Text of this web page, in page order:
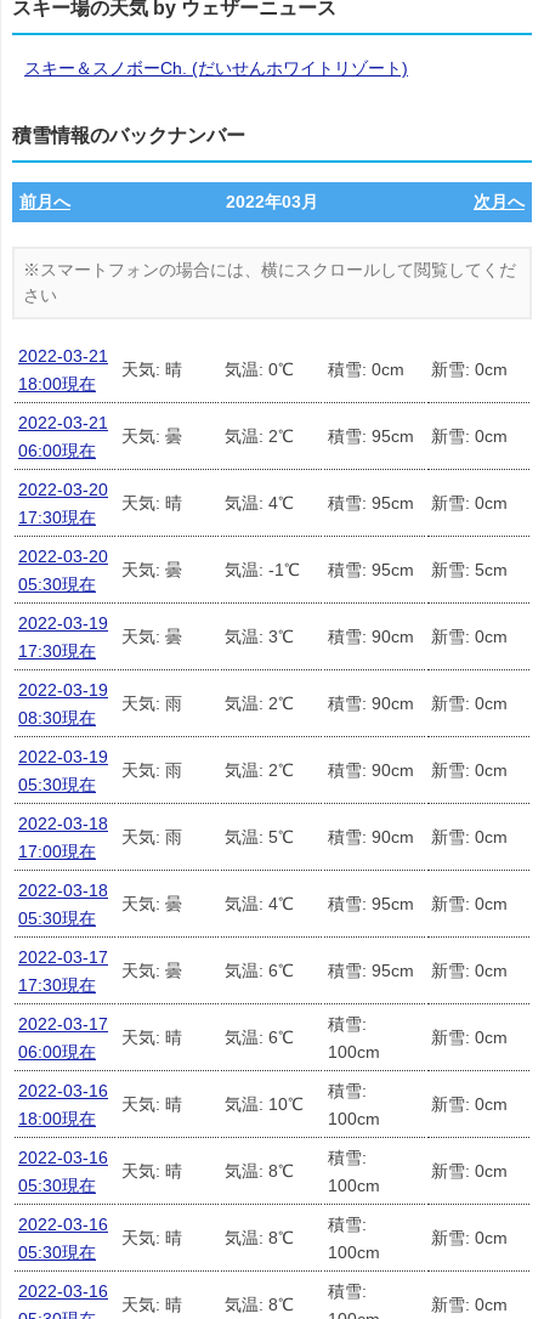
スキー場の天気 by ウェザーニュース
スキー＆スノボーCh. (だいせんホワイトリゾート)
積雪情報のバックナンバー
前月へ 2022年03月 次月へ
2022-03-21
18:00現在
天気: 晴 気温: 0℃ 積雪: 0cm 新雪: 0cm
2022-03-21
06:00現在
天気: 曇 気温: 2℃ 積雪: 95cm 新雪: 0cm
2022-03-20
17:30現在
天気: 晴 気温: 4℃ 積雪: 95cm 新雪: 0cm
2022-03-20
05:30現在
天気: 曇 気温: -1℃ 積雪: 95cm 新雪: 5cm
2022-03-19
17:30現在
天気: 曇 気温: 3℃ 積雪: 90cm 新雪: 0cm
2022-03-19
08:30現在
天気: 雨 気温: 2℃ 積雪: 90cm 新雪: 0cm
2022-03-19
05:30現在
天気: 雨 気温: 2℃ 積雪: 90cm 新雪: 0cm
2022-03-18
17:00現在
天気: 雨 気温: 5℃ 積雪: 90cm 新雪: 0cm
2022-03-18
05:30現在
天気: 曇 気温: 4℃ 積雪: 95cm 新雪: 0cm
2022-03-17
17:30現在
天気: 曇 気温: 6℃ 積雪: 95cm 新雪: 0cm
2022-03-17
06:00現在
天気: 晴 気温: 6℃
積雪:
100cm
新雪: 0cm
2022-03-16
18:00現在
天気: 晴 気温: 10℃
積雪:
100cm
新雪: 0cm
2022-03-16
05:30現在
天気: 晴 気温: 8℃
積雪:
100cm
新雪: 0cm
2022-03-16
05:30現在
天気: 晴 気温: 8℃
積雪:
100cm
新雪: 0cm
2022-03-16
天気: 晴 気温: 8℃
積雪:
新雪: 0cm